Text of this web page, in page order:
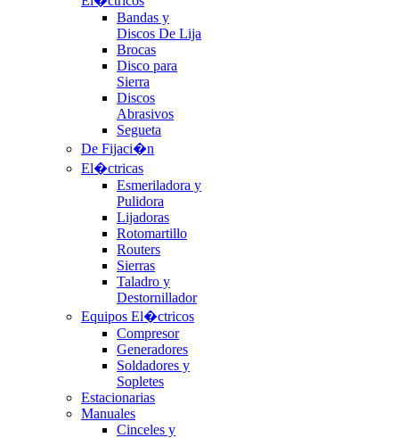
Bandas y
Discos De Lija
Brocas
Disco para
Sierra
Discos
Abrasivos
Segueta
De Fijaci�n
El�ctricas
Esmeriladora y
Pulidora
Lijadoras
Rotomartillo
Routers
Sierras
Taladro y
Destornillador
Equipos El�ctricos
Compresor
Generadores
Soldadores y
Sopletes
Estacionarias
Manuales
Cinceles y